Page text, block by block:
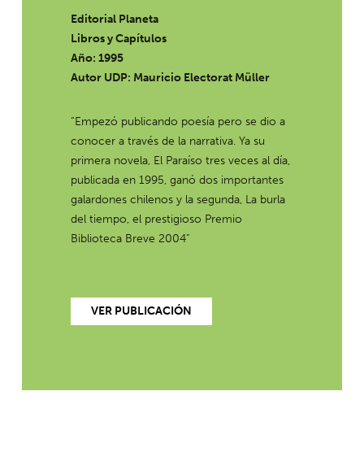
Editorial Planeta
Libros y Capítulos
Año: 1995
Autor UDP: Mauricio Electorat Müller
“Empezó publicando poesía pero se dio a
conocer a través de la narrativa. Ya su
primera novela, El Paraíso tres veces al día,
publicada en 1995, ganó dos importantes
galardones chilenos y la segunda, La burla
del tiempo, el prestigioso Premio
Biblioteca Breve 2004”
VER PUBLICACIÓN